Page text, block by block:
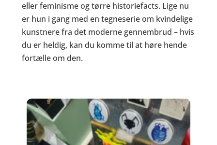
eller feminisme og tørre historiefacts. Lige nu
er hun i gang med en tegneserie om kvindelige
kunstnere fra det moderne gennembrud – hvis
du er heldig, kan du komme til at høre hende
fortælle om den.